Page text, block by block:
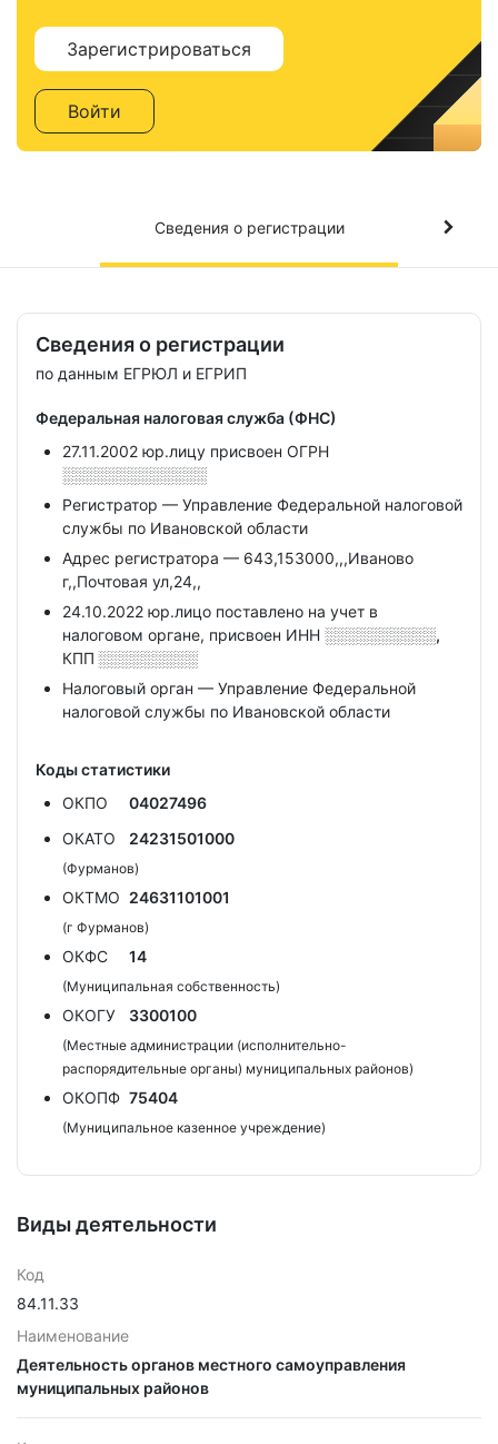
Зарегистрироваться
Войти
Сведения о регистрации
Сведения о регистрации
по данным ЕГРЮЛ и ЕГРИП
Федеральная налоговая служба (ФНС)
27.11.2002 юр.лицу присвоен ОГРН
░░░░░░░░░░░░░
Регистратор — Управление Федеральной налоговой
службы по Ивановской области
Адрес регистратора — 643,153000,,,Иваново
г,,Почтовая ул,24,,
24.10.2022 юр.лицо поставлено на учет в
налоговом органе, присвоен ИНН ░░░░░░░░░░,
КПП ░░░░░░░░░
Налоговый орган — Управление Федеральной
налоговой службы по Ивановской области
Коды статистики
ОКПО
04027496
ОКАТО
24231501000
(Фурманов)
ОКТМО 24631101001
(г Фурманов)
ОКФС 14
(Муниципальная собственность)
ОКОГУ 3300100
(Местные администрации (исполнительно-
распорядительные органы) муниципальных районов)
ОКОПФ 75404
(Муниципальное казенное учреждение)
Виды деятельности
Код
84.11.33
Наименование
Деятельность органов местного самоуправления
муниципальных районов